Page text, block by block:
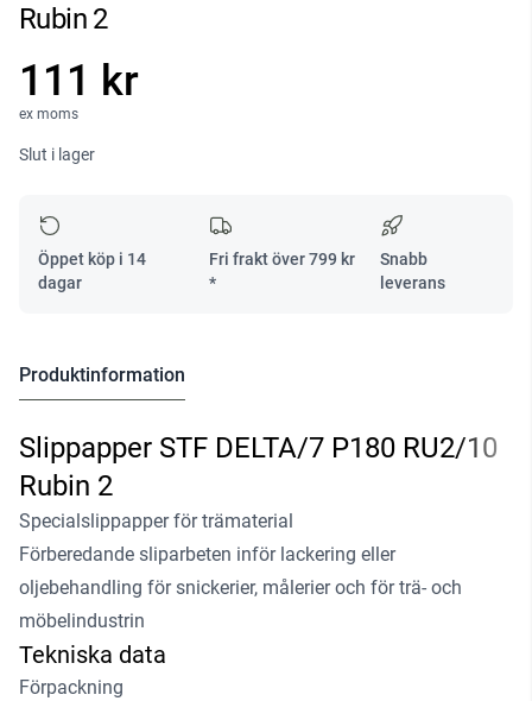
Rubin 2
111 kr
ex moms
Slut i lager
Öppet köp i 14
dagar
Fri frakt över799 kr
*
Snabb
leverans
Produktinformation
Slippapper STF DELTA/7 P180 RU2/10
Rubin 2
Specialslippapper för trämaterial
Förberedande sliparbeten inför lackering eller
oljebehandling för snickerier, målerier och för trä- och
möbelindustrin
Tekniska data
Förpackning